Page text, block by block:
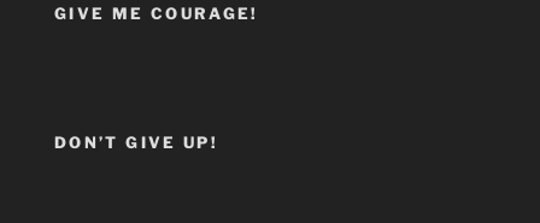
GIVE ME COURAGE!
DON’T GIVE UP!